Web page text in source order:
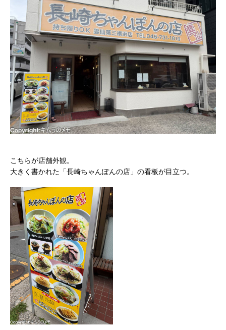
こちらが店舗外観。
大きく書かれた「長崎ちゃんぽんの店」の看板が目立つ。